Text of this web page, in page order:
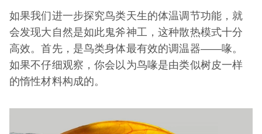
如果我们进一步探究鸟类天生的体温调节功能，就
会发现大自然是如此鬼斧神工，这种散热模式十分
高效。首先，是鸟类身体最有效的调温器——喙。
如果不仔细观察，你会以为鸟喙是由类似树皮一样
的惰性材料构成的。